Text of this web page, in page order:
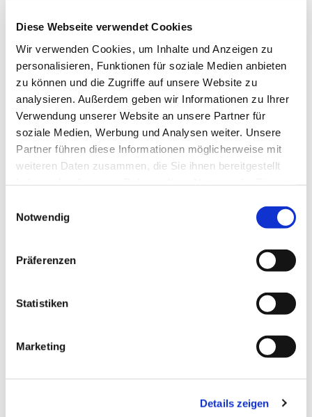
Diese Webseite verwendet Cookies
Wir verwenden Cookies, um Inhalte und Anzeigen zu
personalisieren, Funktionen für soziale Medien anbieten
zu können und die Zugriffe auf unsere Website zu
analysieren. Außerdem geben wir Informationen zu Ihrer
Verwendung unserer Website an unsere Partner für
soziale Medien, Werbung und Analysen weiter. Unsere
Partner führen diese Informationen möglicherweise mit
weiteren Daten zusammen, die Sie ihnen bereitgestellt
Notwendig
Präferenzen
Statistiken
Marketing
Details zeigen
Dies könnte Sie auch
interessieren